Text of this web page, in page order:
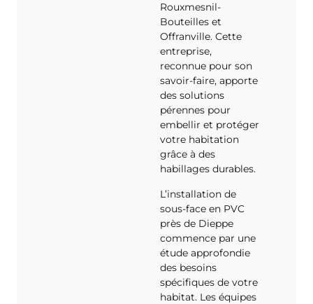
Rouxmesnil-
Bouteilles et
Offranville. Cette
entreprise,
reconnue pour son
savoir-faire, apporte
des solutions
pérennes pour
embellir et protéger
votre habitation
grâce à des
habillages durables.
L’installation de
sous-face en PVC
près de Dieppe
commence par une
étude approfondie
des besoins
spécifiques de votre
habitat. Les équipes